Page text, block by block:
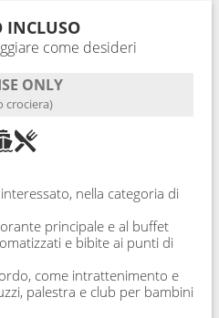
INCLUSO
come desideri
ONLY
crociera)
nella categoria di
principale e al buffet
e bibite ai punti di
come intrattenimento e
palestra e club per bambini